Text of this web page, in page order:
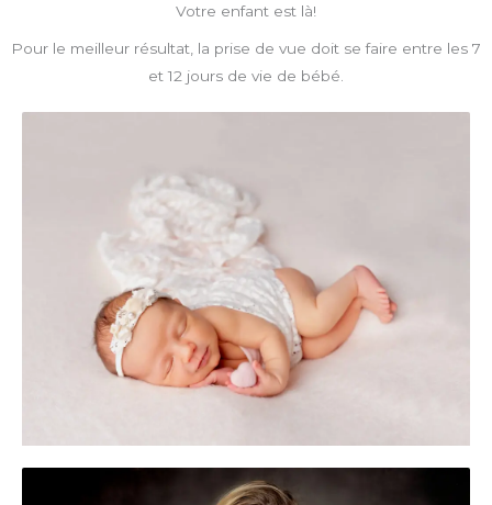
Votre enfant est là!
Pour le meilleur résultat, la prise de vue doit se faire entre les 7
et 12 jours de vie de bébé.